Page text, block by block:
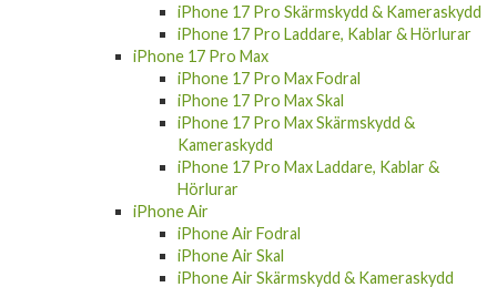
iPhone 17 Pro Skärmskydd & Kameraskydd
iPhone 17 Pro Laddare, Kablar & Hörlurar
iPhone 17 Pro Max
iPhone 17 Pro Max Fodral
iPhone 17 Pro Max Skal
iPhone 17 Pro Max Skärmskydd &
Kameraskydd
iPhone 17 Pro Max Laddare, Kablar &
Hörlurar
iPhone Air
iPhone Air Fodral
iPhone Air Skal
iPhone Air Skärmskydd & Kameraskydd